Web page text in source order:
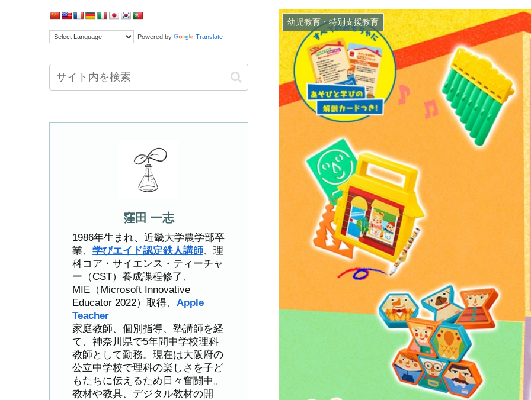
幼児教育・特別支援教育
Powered by Translate
窪田 一志
1986年生まれ、近畿大学農学部卒
業、 学びエイド認定鉄人講師、理
科コア・サイエンス・ティーチャ
ー（CST）養成課程修了、
MIE（Microsoft Innovative
Educator 2022）取得、 Apple
Teacher
家庭教師、個別指導、塾講師を経
て、神奈川県で5年間中学校理科
教師として勤務。現在は大阪府の
公立中学校で理科の楽しさを子ど
もたちに伝えるため日々奮闘中。
教材や教具、デジタル教材の開